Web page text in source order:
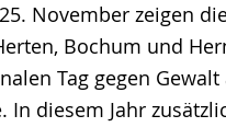
November zeigen
Bochum und
Tag gegen Gewalt
In diesem Jahr